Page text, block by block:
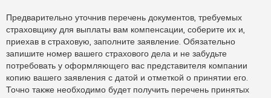
Предварительно уточнив перечень документов, требуемых
страховщику для выплаты вам компенсации, соберите их и,
приехав в страховую, заполните заявление. Обязательно
запишите номер вашего страхового дела и не забудьте
потребовать у оформляющего вас представителя компании
копию вашего заявления с датой и отметкой о принятии его.
Точно также необходимо будет получить перечень принятых